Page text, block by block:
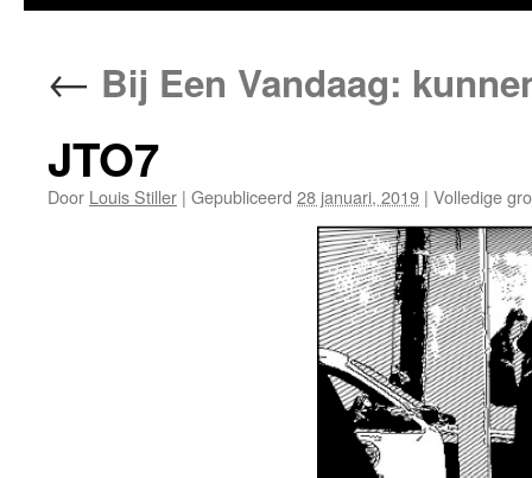
← Bij Een Vandaag:
JTO7
Door Louis Stiller | Gepubliceerd 28 januari, 2019 | Volledige